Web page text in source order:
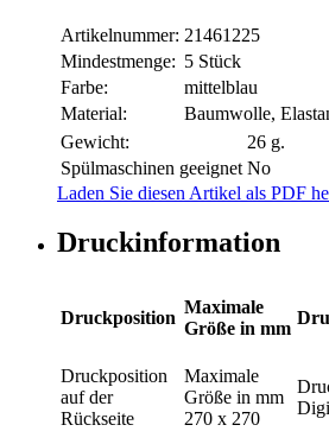
Artikelnummer: 21461225
Mindestmenge: 5 Stück
Farbe:
mittelblau
Material:
Baumwolle,
Gewicht:
26 g.
Spülmaschinen geeignet No
Laden Sie diesen Artikel als PDF
Druckinformation
Druckposition
Maximale
Größe in mm
Druckposition
auf der
Rückseite
Maximale
Größe in mm
270 x 270